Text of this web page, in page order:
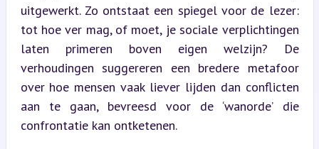
uitgewerkt. Zo ontstaat een spiegel voor de lezer:
tot hoe ver mag, of moet, je sociale verplichtingen
laten primeren boven eigen welzijn? De
verhoudingen suggereren een bredere metafoor
over hoe mensen vaak liever lijden dan conflicten
aan te gaan, bevreesd voor de ‘wanorde’ die
confrontatie kan ontketenen.